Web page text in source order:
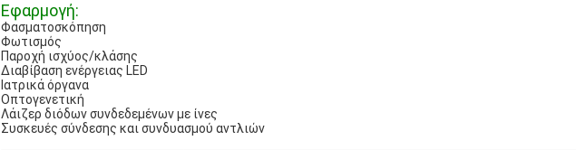
Εφαρμογή:
Φασματοσκόπηση
Φωτισμός
Παροχή ισχύος/κλάσης
Διαβίβαση ενέργειας LED
Ιατρικά όργανα
Οπτογενετική
Λάιζερ διόδων συνδεδεμένων με ίνες
Συσκευές σύνδεσης και συνδυασμού αντλιών